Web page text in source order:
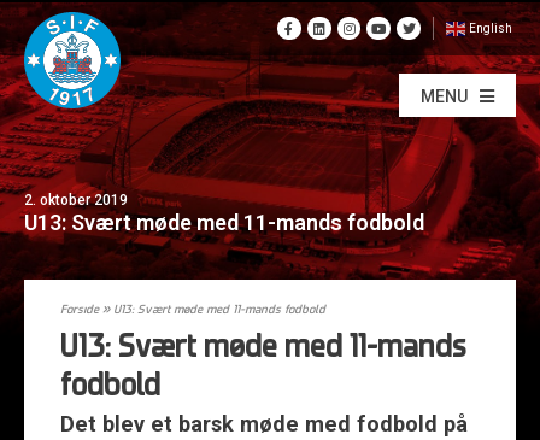
English
MENU
2. oktober 2019
U13: Svært møde med 11-mands fodbold
Forside» U13: Svært møde med 11-mands fodbold
U13: Svært møde med 11-mands
fodbold
Det blev et barsk møde med fodbold på